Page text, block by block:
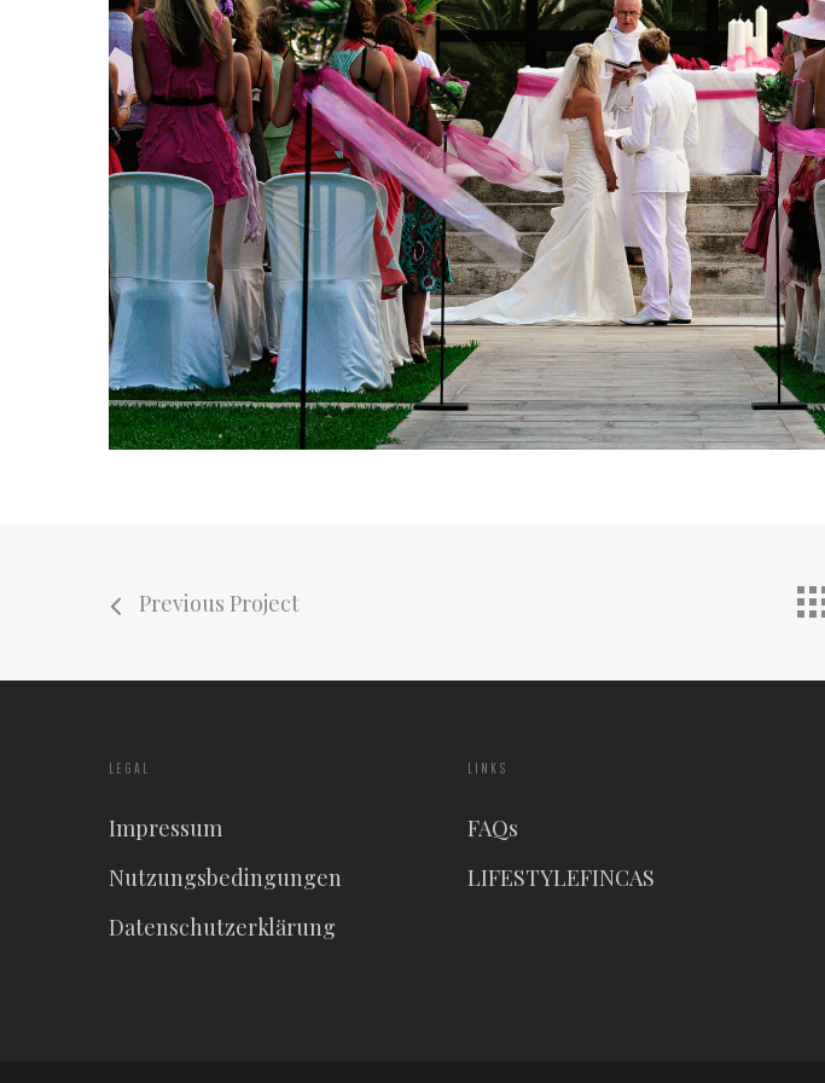
Previous Project
LEGAL
Impressum
Nutzungsbedingungen
Datenschutzerklärung
LINKS
FAQs
LIFESTYLEFINCAS